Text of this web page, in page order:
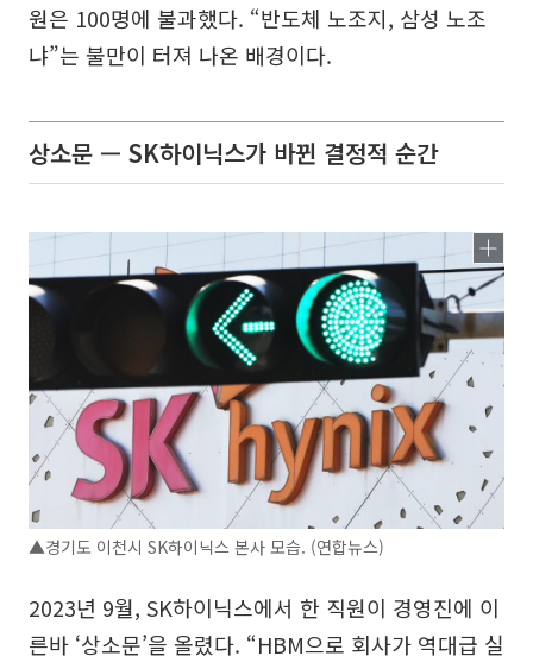
원은 100명에 불과했다. “반도체 노조지, 삼성 노조
냐”는 불만이 터져 나온 배경이다.
상소문 — SK하이닉스가 바뀐 결정적 순간
▲경기도 이천시 SK하이닉스 본사 모습. (연합뉴스)
2023년 9월, SK하이닉스에서 한 직원이 경영진에 이
른바 ‘상소문’을 올렸다. “HBM으로 회사가 역대급 실